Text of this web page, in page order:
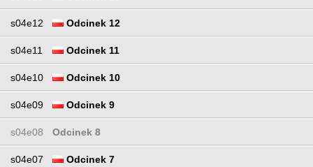
s04e12 Odcinek 12
s04e11 Odcinek 11
s04e10 Odcinek 10
s04e09 Odcinek 9
s04e08 Odcinek 8
s04e07 Odcinek 7